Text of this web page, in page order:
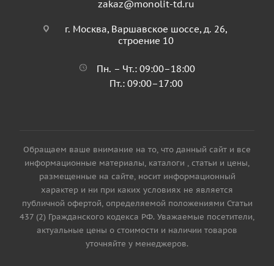
zakaz@monolit-td.ru
г. Москва, Варшавское шоссе, д. 26,
строение 10
Пн. – Чт.: 09:00–18:00
Пт.: 09:00–17:00
Обращаем ваше внимание на то, что данный сайт и все
информационные материалы, каталоги , статьи и цены,
размещенные на сайте, носит информационный
характер и ни при каких условиях не является
публичной офертой, определяемой положениями Статьи
437 (2) Гражданского кодекса РФ. Уважаемые посетители,
актуальные цены о стоимости и наличии товаров
уточняйте у менеджеров.